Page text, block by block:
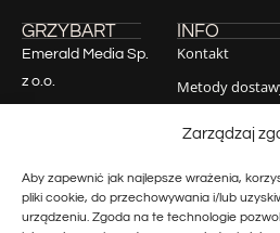
Zarządzaj
Aby zapewnić jak najlepsze wrażenia,
pliki cookie, do przechowywania i/lub
urządzeniu. Zgoda na te technologie
GRZYBART
Emerald Media Sp.
z o.o.
NIP 6772456631
REGON
INFO
Kontakt
Metody
Polityka
prywatności